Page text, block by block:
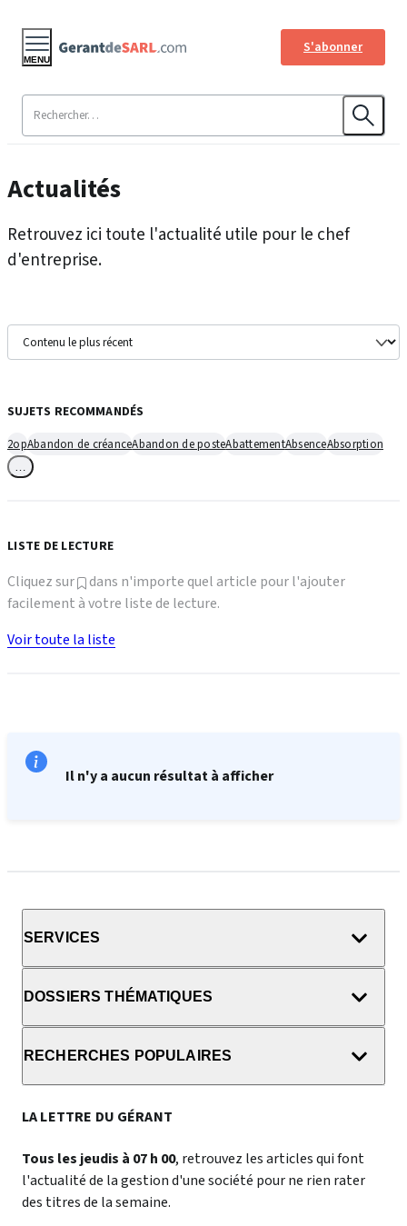
S'abonner
MENU
Actualités
Retrouvez ici toute l'actualité utile pour le chef
d'entreprise.
Il n'y a aucun résultat à afficher
SUJETS RECOMMANDÉS
2opAbandon de créanceAbandon de posteAbattementAbsenceAbsorption
LISTE DE LECTURE
Cliquez sur
dans n'importe quel article pour l'ajouter
facilement à votre liste de lecture.
Voir toute la liste
SERVICES
DOSSIERS THÉMATIQUES
RECHERCHES POPULAIRES
LA LETTRE DU GÉRANT
Tous les jeudis à 07 h 00, retrouvez les articles qui font
l'actualité de la gestion d'une société pour ne rien rater
des titres de la semaine.